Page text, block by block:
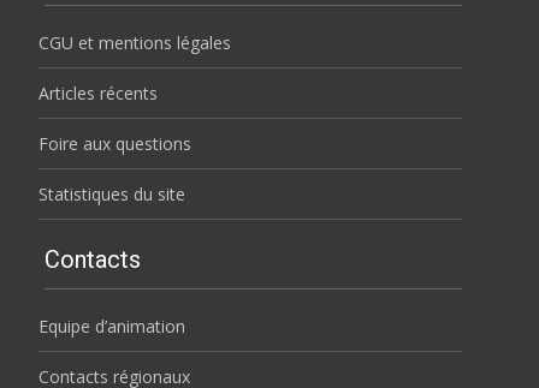
CGU et mentions légales
Articles récents
Foire aux questions
Statistiques du site
Contacts
Equipe d’animation
Contacts régionaux